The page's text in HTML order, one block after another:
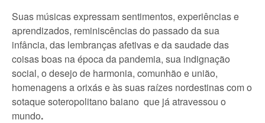
Suas músicas expressam sentimentos, experiências e
aprendizados, reminiscências do passado da sua
infância, das lembranças afetivas e da saudade das
coisas boas na época da pandemia, sua indignação
social, o desejo de harmonia, comunhão e união,
homenagens a orixás e às suas raízes nordestinas com o
sotaque soteropolitano baiano que já atravessou o
mundo.